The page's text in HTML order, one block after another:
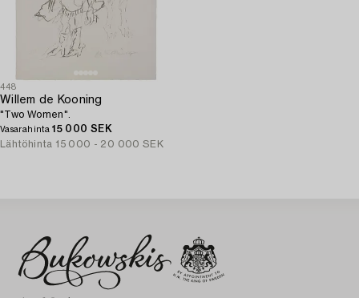
448
Willem de Kooning
"Two Women".
Vasarahinta15 000 SEK
Lähtöhinta 15 000 - 20 000 SEK